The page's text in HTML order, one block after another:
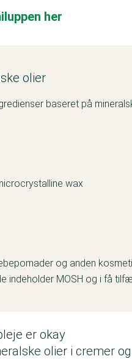
her
olier
baseret på
wax
og anden
indeholder MOSH og i få
er okay
olier i cremer